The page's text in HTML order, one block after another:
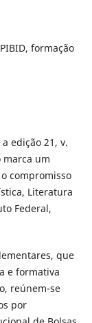
formação
edição 21, v.
marca um
compromisso
Literatura
Federal,
que
e formativa
reúnem-se
por